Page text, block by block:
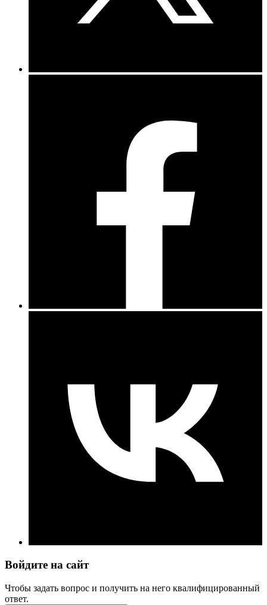
Войдите на сайт
Чтобы задать вопрос и получить на него квалифицированный
ответ.